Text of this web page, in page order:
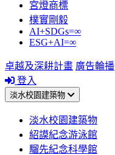
宮燈商標
樸實剛毅
AI+SDGs=∞
ESG+AI=∞
卓越及深耕計畫 廣告輪播
登入
淡水校園建築物
淡水校園建築物
紹謨紀念游泳館
騮先紀念科學館